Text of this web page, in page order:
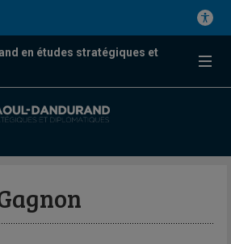
en études stratégiques et